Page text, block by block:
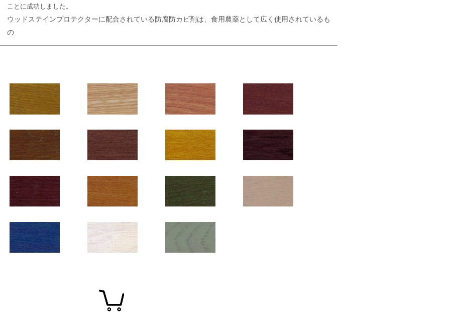
ことに成功しました。
ウッドステインプロテクターに配合されている防腐防カビ剤は、食用農薬として広く使用されているも
の